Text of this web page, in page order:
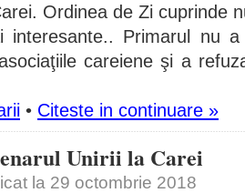
Ordinea de Zi cuprinde
interesante.. Primarul nu
careiene şi a
• Citeste in continuare »
Unirii la Carei
la 29 octombrie 2018